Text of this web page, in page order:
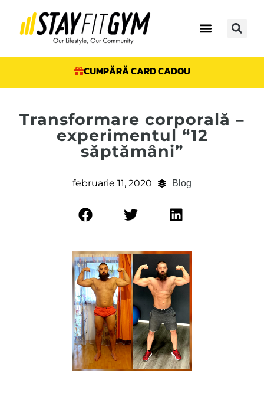
CUMPĂRĂ CARD CADOU
Transformare corporală –
experimentul “12
săptămâni”
februarie 11, 2020 Blog